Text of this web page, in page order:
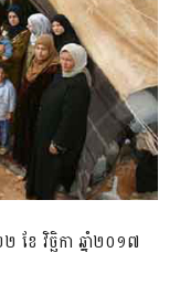
ែ វិច្ឆិកា ឆ្នាំ២០១៧